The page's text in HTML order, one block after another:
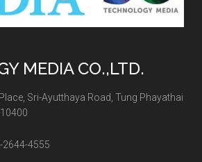
MEDIA CO.,LTD.
Sri-Ayutthaya Road, Tung Phayathai
2644-4555